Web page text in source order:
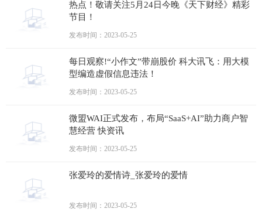
热点！敬请关注5月24日今晚《天下财经》精彩
节目！
发布时间：2023-05-25
每日观察!“小作文”带崩股价 科大讯飞：用大模
型编造虚假信息违法！
发布时间：2023-05-25
微盟WAI正式发布，布局“SaaS+AI”助力商户智
慧经营 快资讯
发布时间：2023-05-25
张爱玲的爱情诗_张爱玲的爱情
发布时间：2023-05-25